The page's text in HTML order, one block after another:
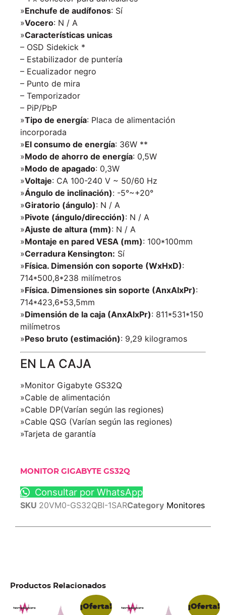
»Enchufe de audífonos: Sí
»Vocero: N / A
»Características unicas
– OSD Sidekick *
– Estabilizador de puntería
– Ecualizador negro
– Punto de mira
– Temporizador
– PiP/PbP
»Tipo de energía: Placa de alimentación
incorporada
»El consumo de energía: 36W **
»Modo de ahorro de energía: 0,5W
»Modo de apagado: 0,3W
»Voltaje: CA 100-240 V ~ 50/60 Hz
»Ángulo de inclinación): -5°~+20°
»Giratorio (ángulo): N / A
»Pivote (ángulo/dirección): N / A
»Ajuste de altura (mm): N / A
»Montaje en pared VESA (mm): 100*100mm
»Cerradura Kensington: Sí
»Física. Dimensión con soporte (WxHxD):
714*500,8*238 milímetros
»Física. Dimensiones sin soporte (AnxAlxPr):
714*423,6*53,5mm
»Dimensión de la caja (AnxAlxPr): 811*531*150
milímetros
»Peso bruto (estimación): 9,29 kilogramos
EN LA CAJA
»Monitor Gigabyte GS32Q
»Cable de alimentación
»Cable DP(Varían según las regiones)
»Cable QSG (Varían según las regiones)
»Tarjeta de garantía
MONITOR GIGABYTE GS32Q
Consultar por WhatsApp
SKU 20VM0-GS32QBI-1SARCategory Monitores
Productos Relacionados
¡Oferta! ¡Oferta!